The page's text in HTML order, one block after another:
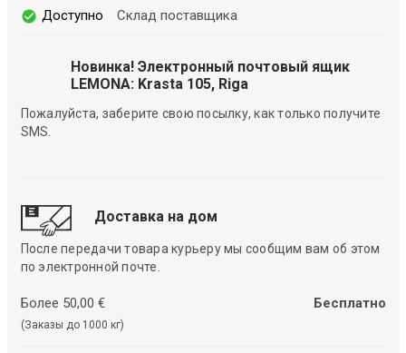
Доступно Склад поставщика
Новинка! Электронный почтовый ящик
LEMONA: Krasta 105, Riga
Пожалуйста, заберите свою посылку, как только получите
SMS.
Доставка на дом
После передачи товара курьеру мы сообщим вам об этом
по электронной почте.
Более 50,00 €
(Заказы до 1000 кг)
Бесплатно